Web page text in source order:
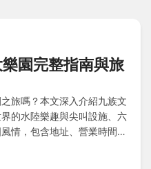
園完整指南與旅
旅嗎？本文深入介紹九族文
的水陸樂趣與尖叫設施、六
情，包含地址、營業時間、
程。